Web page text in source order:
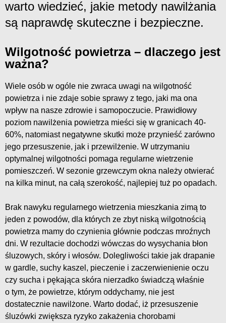
warto wiedzieć, jakie metody nawilżania
są naprawdę skuteczne i bezpieczne.
Wilgotność powietrza – dlaczego jest
ważna?
Wiele osób w ogóle nie zwraca uwagi na wilgotność
powietrza i nie zdaje sobie sprawy z tego, jaki ma ona
wpływ na nasze zdrowie i samopoczucie. Prawidłowy
poziom nawilżenia powietrza mieści się w granicach 40-
60%, natomiast negatywne skutki może przynieść zarówno
jego przesuszenie, jak i przewilżenie. W utrzymaniu
optymalnej wilgotności pomaga regularne wietrzenie
pomieszczeń. W sezonie grzewczym okna należy otwierać
na kilka minut, na całą szerokość, najlepiej tuż po opadach.
Brak nawyku regularnego wietrzenia mieszkania zimą to
jeden z powodów, dla których ze zbyt niską wilgotnością
powietrza mamy do czynienia głównie podczas mroźnych
dni. W rezultacie dochodzi wówczas do wysychania błon
śluzowych, skóry i włosów. Dolegliwości takie jak drapanie
w gardle, suchy kaszel, pieczenie i zaczerwienienie oczu
czy sucha i pękająca skóra nierzadko świadczą właśnie
o tym, że powietrze, którym oddychamy, nie jest
dostatecznie nawilżone. Warto dodać, iż przesuszenie
śluzówki zwiększa ryzyko zakażenia chorobami